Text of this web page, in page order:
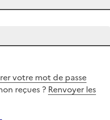
votre mot de passe
reçues ? Renvoyer les